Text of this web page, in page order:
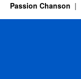
Passion Chanson